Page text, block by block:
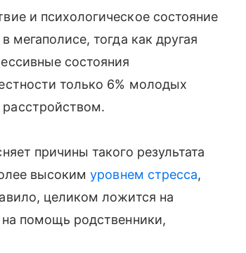
и психологическое состояние
тогда как другая
состояния
только 6% молодых
причины такого результата
высокимуровнем стресса,
целиком ложится на
помощь родственники,